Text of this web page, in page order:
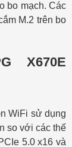
bo mạch. Các
M.2 trên bo
X670E
WiFi sử dụng
so với các thế
5.0 x16 và